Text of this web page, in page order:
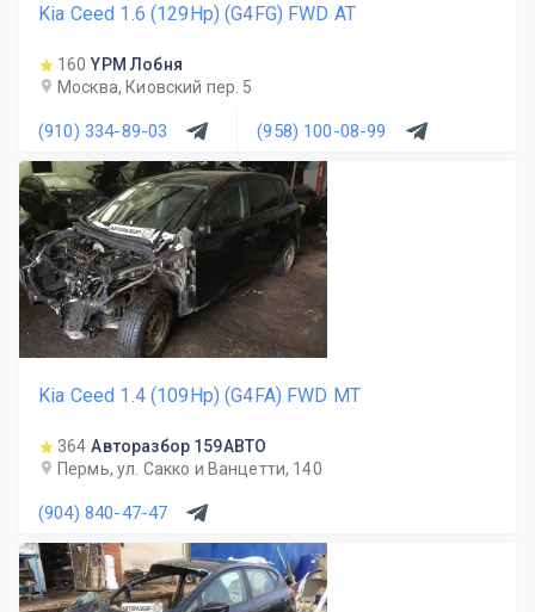
Kia Ceed 1.6 (129Hp) (G4FG) FWD AT
160 YPM Лобня
Москва, Киовский пер. 5
(910) 334-89-03 (958) 100-08-99
Kia Ceed 1.4 (109Hp) (G4FA) FWD MT
364 Авторазбор 159АВТО
Пермь, ул. Сакко и Ванцетти, 140
(904) 840-47-47